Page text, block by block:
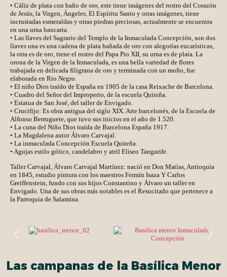
• Cáliz de plata con baño de oro, este tiene imágenes del rostro del Corazón
de Jesús, la Virgen, Ángeles, El Espíritu Santo y otras imágenes, tiene
incrustadas esmeraldas y otras piedras preciosas, actualmente se encuentra
en una urna bancaria.
• Las llaves del Sagrario del Templo de la Inmaculada Concepción, son dos
llaves una es una cadena de plata bañada de oro con alegorías eucarísticas,
la otra es de oro, tiene el rostro del Papa Pio XII, su urna es de plata. La
orona de la Virgen de la Inmaculada, es una bella variedad de flores
trabajada en delicada filigrana de oro y terminada con un moño, fue
elaborada en Rio Negro.
• El niño Dios traído de España en 1905 de la casa Reixache de Barcelona.
• Cuadro del Señor del Improperio, de la escuela Quiteña.
• Estatua de San José, del taller de Envigado.
• Crucifijo: Es obra antigua del siglo XIX. Arte barcelonés, de la Escuela de
Alfonso Berruguete, que tuvo sus inicios en el año de 1.520.
• La cuna del Niño Dios traída de Barcelona España 1917.
• La Magdalena autor Álvaro Carvajal.
• La inmaculada Concepción Escuela Quiteña.
• Agujas estilo gótico, candelabro y atril Eliseo Tangarife.
Taller Carvajal, Álvaro Carvajal Martínez: nació en Don Matías, Antioquia
en 1845, estudio pintura con los maestros Fermín Isaza Y Carlos
Greiffenstein, fundo con sus hijos Constantino y Álvaro un taller en
Envigado. Una de sus obras más notables es el Resucitado que pertenece a
la Parroquia de Salamina.
Las campanas de la Basílica Menor